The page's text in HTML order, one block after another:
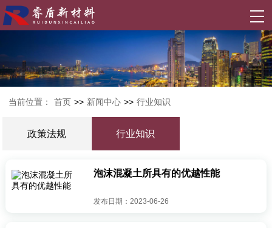
当前位置： 首页 >> 新闻中心 >> 行业知识
政策法规 行业知识
泡沫混凝土所具有的优越性能
发布日期：2023-06-26